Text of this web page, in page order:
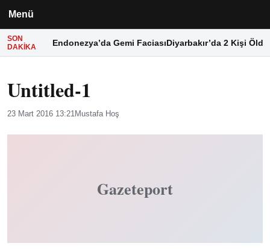
Menü
SON
DAKIKA
Endonezya’da Gemi FaciasıDiyarbakır’da 2 Kişi Öldü
Untitled-1
23 Mart 2016 13:21Mustafa Hoş
Gazeteport